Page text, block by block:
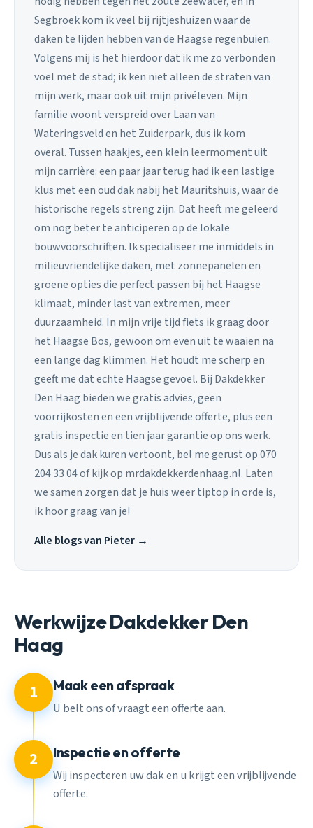
Segbroek kom ik veel bij rijtjeshuizen waar de
daken te lijden hebben van de Haagse regenbuien.
Volgens mij is het hierdoor dat ik me zo verbonden
voel met de stad; ik ken niet alleen de straten van
mijn werk, maar ook uit mijn privéleven. Mijn
familie woont verspreid over Laan van
Wateringsveld en het Zuiderpark, dus ik kom
overal. Tussen haakjes, een klein leermoment uit
mijn carrière: een paar jaar terug had ik een lastige
klus met een oud dak nabij het Mauritshuis, waar de
historische regels streng zijn. Dat heeft me geleerd
om nog beter te anticiperen op de lokale
bouwvoorschriften. Ik specialiseer me inmiddels in
milieuvriendelijke daken, met zonnepanelen en
groene opties die perfect passen bij het Haagse
klimaat, minder last van extremen, meer
duurzaamheid. In mijn vrije tijd fiets ik graag door
het Haagse Bos, gewoon om even uit te waaien na
een lange dag klimmen. Het houdt me scherp en
geeft me dat echte Haagse gevoel. Bij Dakdekker
Den Haag bieden we gratis advies, geen
voorrijkosten en een vrijblijvende offerte, plus een
gratis inspectie en tien jaar garantie op ons werk.
Dus als je dak kuren vertoont, bel me gerust op 070
204 33 04 of kijk op mrdakdekkerdenhaag.nl. Laten
we samen zorgen dat je huis weer tiptop in orde is,
ik hoor graag van je!
Alle blogs van Pieter →
Werkwijze Dakdekker Den
Haag
1 Maak een afspraak
U belt ons of vraagt een offerte aan.
2 Inspectie en offerte
Wij inspecteren uw dak en u krijgt een vrijblijvende
offerte.